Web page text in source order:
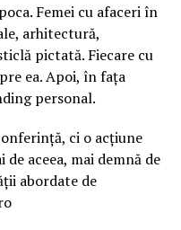
Femei cu afaceri în
arhitectură,
pictată. Fiecare cu
ea. Apoi, în fața
personal.
ci o acțiune
aceea, mai demnă de
abordate de